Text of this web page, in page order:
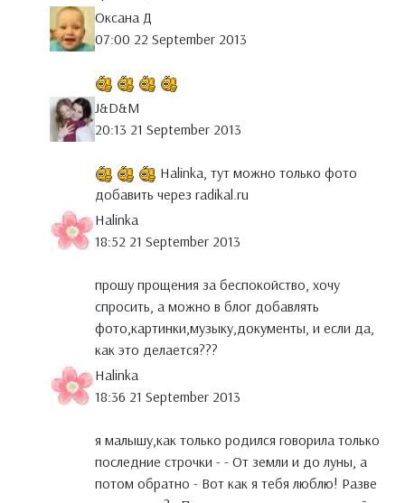
Оксана Д
07:00 22 September 2013
J&D&M
20:13 21 September 2013
Halinka, тут можно только фото
добавить через radikal.ru
Halinka
18:52 21 September 2013
прошу прощения за беспокойство, хочу
спросить, а можно в блог добавлять
фото,картинки,музыку,документы, и если да,
как это делается???
Halinka
18:36 21 September 2013
я малышу,как только родился говорила только
последние строчки - - От земли и до луны, а
потом обратно - Вот как я тебя люблю! Разве